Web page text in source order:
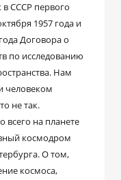
в СССР первого
1957 года и
Договора о
по исследованию
Нам
человеком
не так.
всего на планете
космодром
О том,
космоса,